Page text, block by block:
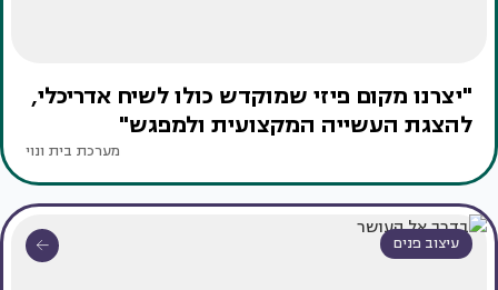
"יצרנו מקום פיזי שמוקדש כולו לשיח אדריכלי,
להצגת העשייה המקצועית ולמפגש"
מערכת בית ונוי
עיצוב פנים